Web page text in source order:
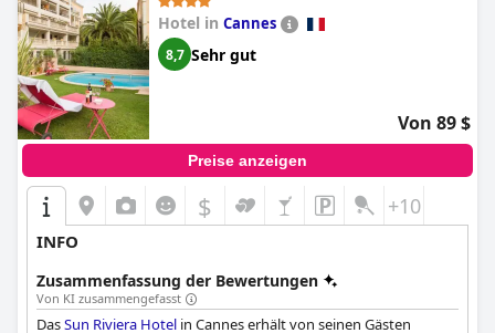
Hotel in Cannes
8,7 Sehr gut
Von 89 $
Preise anzeigen
$ +10
INFO
Zusammenfassung der Bewertungen
Von KI zusammengefasst
DasSun Riviera Hotel in Cannes erhält von seinen Gästen